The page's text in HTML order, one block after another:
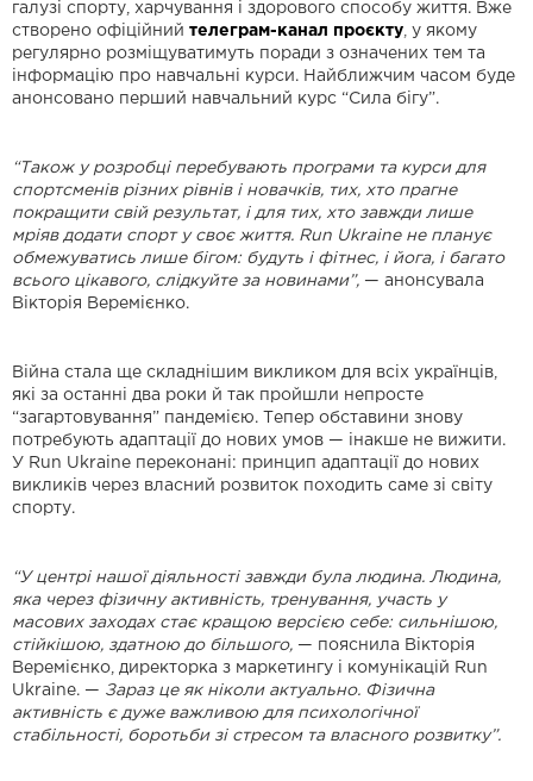
галузі спорту, харчування і здорового способу життя. Вже
створено офіційний телеграм-канал проєкту, у якому
регулярно розміщуватимуть поради з означених тем та
інформацію про навчальні курси. Найближчим часом буде
анонсовано перший навчальний курс “Сила бігу”.
“Також у розробці перебувають програми та курси для
спортсменів різних рівнів і новачків, тих, хто прагне
покращити свій результат, і для тих, хто завжди лише
мріяв додати спорт у своє життя. Run Ukraine не планує
обмежуватись лише бігом: будуть і фітнес, і йога, і багато
всього цікавого, слідкуйте за новинами”, — анонсувала
Вікторія Веремієнко.
Війна стала ще складнішим викликом для всіх українців,
які за останні два роки й так пройшли непросте
“загартовування” пандемією. Тепер обставини знову
потребують адаптації до нових умов — інакше не вижити.
У Run Ukraine переконані: принцип адаптації до нових
викликів через власний розвиток походить саме зі світу
спорту.
“У центрі нашої діяльності завжди була людина. Людина,
яка через фізичну активність, тренування, участь у
масових заходах стає кращою версією себе: сильнішою,
стійкішою, здатною до більшого, — пояснила Вікторія
Веремієнко, директорка з маркетингу і комунікацій Run
Ukraine. — Зараз це як ніколи актуально. Фізична
активність є дуже важливою для психологічної
стабільності, боротьби зі стресом та власного розвитку”.